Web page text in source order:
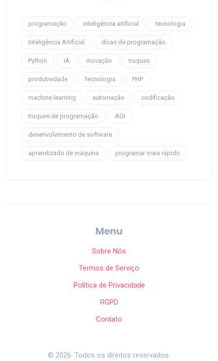
programação inteligência artificial tecnologia
Inteligência Artificial dicas de programação
Python IA inovação truques
produtividade Tecnologia PHP
machine learning automação codificação
truques de programação AGI
desenvolvimento de software
aprendizado de máquina programar mais rápido
Menu
Sobre Nós
Termos de Serviço
Política de Privacidade
RGPD
Contato
© 2026. Todos os direitos reservados.